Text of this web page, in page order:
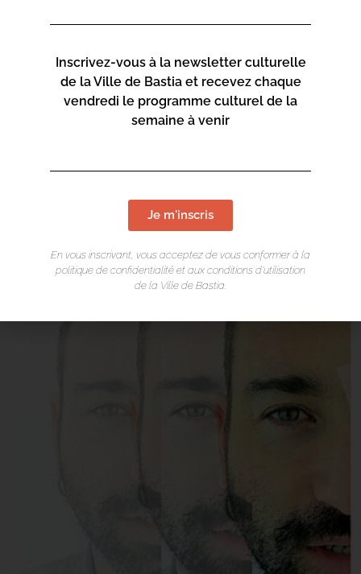
devient matière à créer, le souffle et les bruissements du
corps musicalité.
Chorégraphe interprète : Laetitia Brighi
Costumes : Laura-Stella Santini
Inscrivez-vous à la newsletter culturelle
de la Ville de Bastia et recevez chaque
vendredi le programme culturel de la
semaine à venir
Je m'inscris
En vous inscrivant, vous acceptez de vous conformer à la
politique de confidentialité et aux conditions d’utilisation
de la Ville de Bastia.